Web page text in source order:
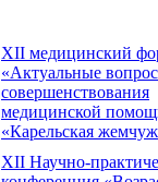
XII медицинский
«Актуальные
совершенствования
медицинской
«Карельская
XII Научно-